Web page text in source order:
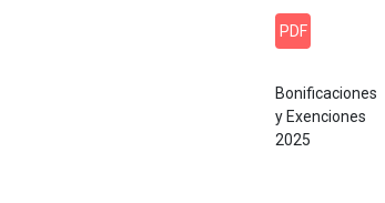
PDF
Bonificaciones
y Exenciones
2025